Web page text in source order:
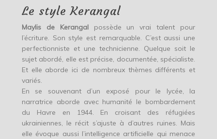
Le style Kerangal
Maylis de Kerangalpossède un vrai talent pour
l’écriture. Son style est remarquable. C’est aussi une
perfectionniste et une technicienne. Quelque soit le
sujet abordé, elle est précise, documentée, spécialiste.
Et elle aborde ici de nombreux thèmes différents et
variés.
En se souvenant d’un exposé pour le lycée, la
narratrice aborde avec humanité le bombardement
du Havre en 1944. En croisant des réfugiées
ukrainiennes, le récit s’ajuste à d’autres ruines. Mais
elle évoque aussi l’intelligence artificielle qui menace